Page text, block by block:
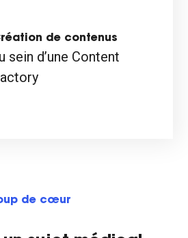
de contenus
sein d’une Content
de cœur